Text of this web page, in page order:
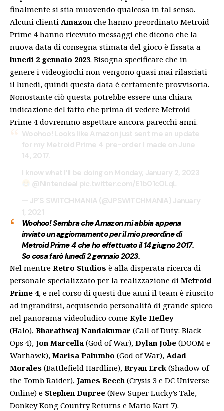
finalmente si stia muovendo qualcosa in tal senso.
Alcuni clienti Amazon che hanno preordinato Metroid
Prime 4 hanno ricevuto messaggi che dicono che la
nuova data di consegna stimata del gioco è fissata a
lunedì 2 gennaio 2023. Bisogna specificare che in
genere i videogiochi non vengono quasi mai rilasciati
il ​​lunedì, quindi questa data è certamente provvisoria.
Nonostante ciò questa potrebbe essere una chiara
indicazione del fatto che prima di vedere Metroid
Prime 4 dovremmo aspettare ancora parecchi anni.
Woohoo! Looks like Amazon just sent me an update
for my Metroid Prime 4 pre-order I made on June
14, 2017.
I know what I’ll be doing on Monday, January 2, 2023
@Nintendeal pic.twitter.com/E1b01cOLqL
— JP'S SWITCHMANIA (@JPSWITCHMANIA) January
1, 2021
Woohoo! Sembra che Amazon mi abbia appena
inviato un aggiornamento per il mio preordine di
Metroid Prime 4 che ho effettuato il 14 giugno 2017.
So cosa farò lunedì 2 gennaio 2023.
Nel mentre Retro Studios è alla disperata ricerca di
personale specializzato per la realizzazione di Metroid
Prime 4, e nel corso di questi due anni il team è riuscito
ad ingrandirsi, acquisendo personalità di grande spicco
nel panorama videoludico come Kyle Hefley
(Halo), Bharathwaj Nandakumar (Call of Duty: Black
Ops 4), Jon Marcella (God of War), Dylan Jobe (DOOM e
Warhawk), Marisa Palumbo (God of War), Adad
Morales (Battlefield Hardline), Bryan Erck (Shadow of
the Tomb Raider), James Beech (Crysis 3 e DC Universe
Online) e Stephen Dupree (New Super Lucky’s Tale,
Donkey Kong Country Returns e Mario Kart 7).